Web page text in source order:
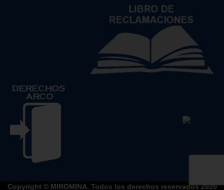
Copyright © MIROMINA. Todos los derechos reservados 2020